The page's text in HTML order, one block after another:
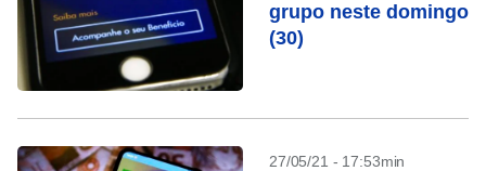
grupo neste domingo
(30)
27/05/21 - 17:53min